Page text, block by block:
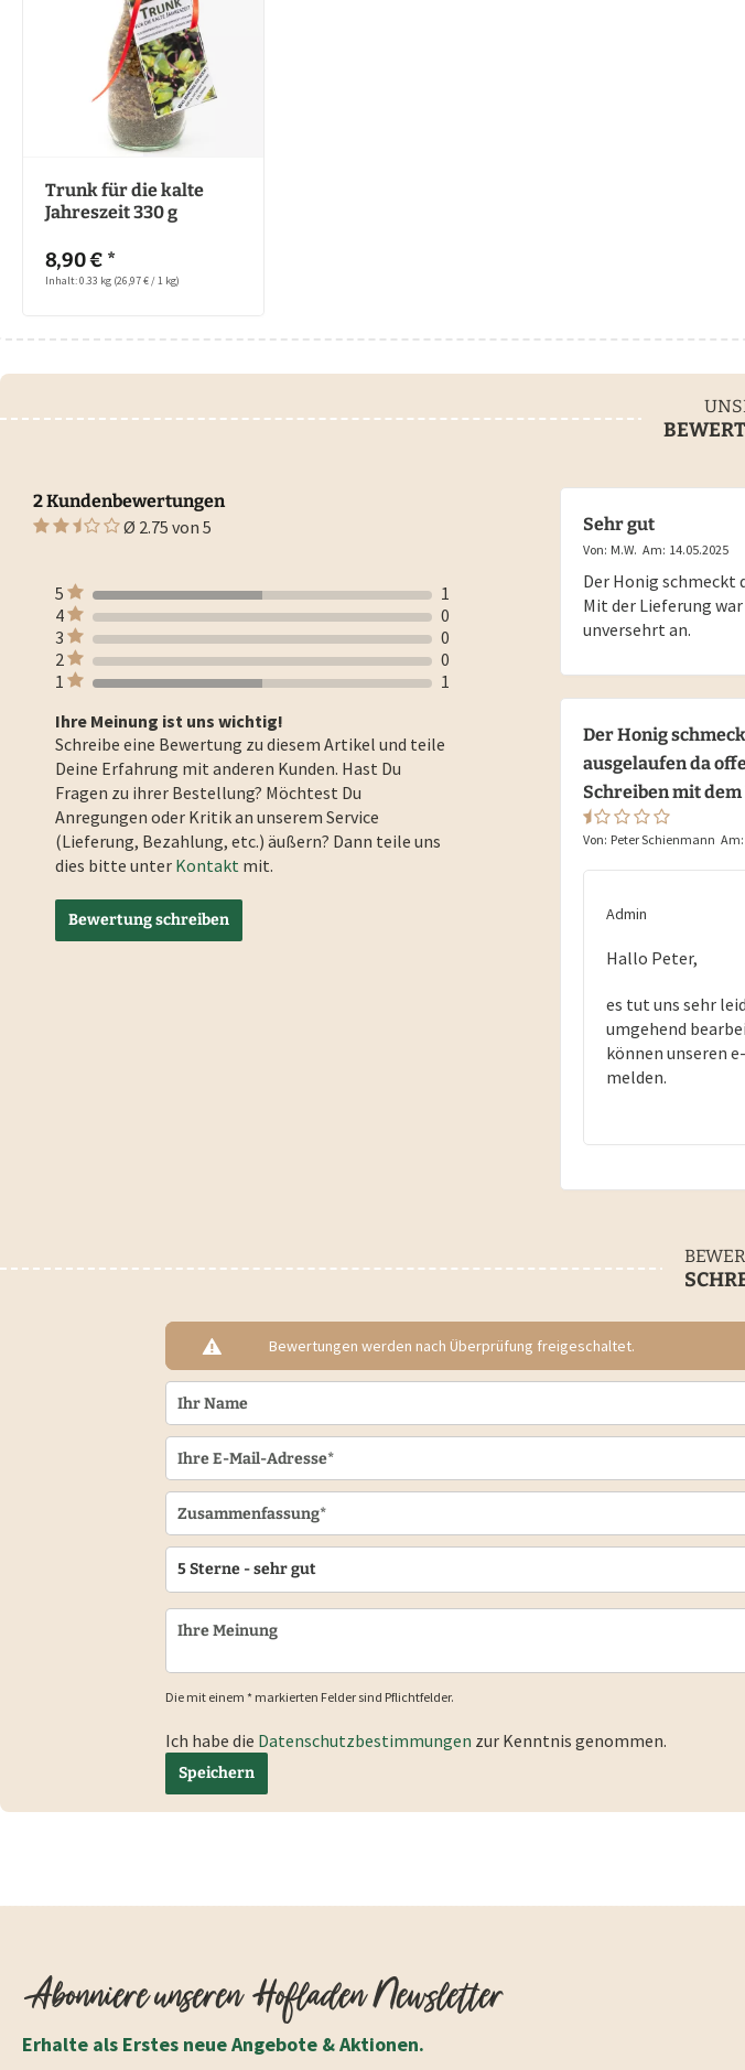
Trunk für die kalte
Jahreszeit 330 g
8,90 € *
Inhalt: 0.33 kg (26,97 € / 1 kg)
2 Kundenbewertungen
Ø 2.75 von 5
5
1
4
0
3
0
2
0
1
1
Ihre Meinung ist uns wichtig!
Schreibe eine Bewertung zu diesem Artikel und teile
Deine Erfahrung mit anderen Kunden. Hast Du
Fragen zu ihrer Bestellung? Möchtest Du
Anregungen oder Kritik an unserem Service
(Lieferung, Bezahlung, etc.) äußern? Dann teile uns
dies bitte unter Kontakt mit.
Bewertung schreiben
Sehr gut
Von: M.W. Am: 14.05.2025
Der Honig schmeckt
Mit der Lieferung
unversehrt an.
Der Honig
ausgelaufen da
Schreiben mit
Von: Peter Schienmann Am:
Admin
Hallo Peter,
es tut uns sehr
umgehend
können unseren
melden.
Bewertungen werden nach Überprüfung freigeschaltet.
Die mit einem * markierten Felder sind Pflichtfelder.
Ich habe die Datenschutzbestimmungen zur Kenntnis genommen.
Speichern
Abonniere unseren Hofladen Newsletter
Erhalte als Erstes neue Angebote & Aktionen.